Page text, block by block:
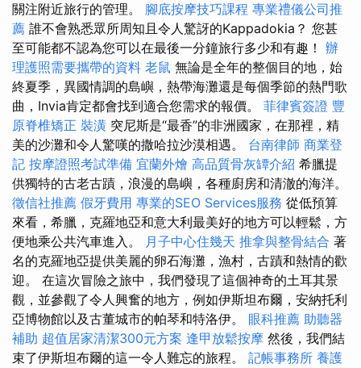
關注附近旅行的管理。 腳底按摩技巧課程 專業禮儀公司推
薦 誰不會熟悉眾所周知且令人驚訝的Kappadokia？ 您甚
至可能都不認為您可以在最後一分鐘旅行多少和有趣！ 辦
理護照需要攜帶的資料 老鼠 無論是全年的整個目的地，始
終夏季，異國情調的島嶼，熱帶海灘還是每個季節的熱門歌
曲，Invia肯定都會找到適合您需求的報價。 菲律賓簽證 豐
原脊椎矯正 裝潢 突尼斯是“最香”的非洲國家，在那裡，精
美的沙灘和令人驚嘆的撒哈拉沙漠相遇。 台南律師 商業登
記 按摩證照考試準備 宜蘭外燴 高品質骨灰罈介紹 希臘提
供獨特的古老古蹟，浪漫的島嶼，各種廚房和清澈的海洋。
徵信社推薦 假牙費用 專業的SEO Services服務 從低預算
來看，希臘，克羅地亞和意大利最美好的地方可以輕鬆，方
便地乘公共汽車進入。 月子中心住幾天 推拿與整骨結合 著
名的克羅地亞提供美麗的卵石海灘，漁村，古蹟和熱情的歡
迎。 在這次冒險之旅中，我們發現了這個神奇的土耳其景
觀，並參觀了令人興奮的地方，例如伊斯坦布爾，安納托利
亞博物館以及古董城市的帕琴和特洛伊。 眼科推薦 助聽器
補助 超值居家清潔300元方案 逢甲放鬆按摩 然後，我們結
束了伊斯坦布爾的這一令人難忘的旅程。 記帳事務所 養護